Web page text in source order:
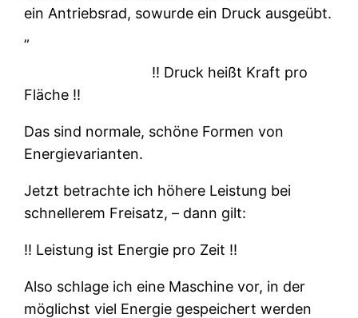
ein Antriebsrad, sowurde ein Druck ausgeübt.
„
‼ Druck heißt Kraft pro
Fläche ‼
Das sind normale, schöne Formen von
Energievarianten.
Jetzt betrachte ich höhere Leistung bei
schnellerem Freisatz, – dann gilt:
‼ Leistung ist Energie pro Zeit ‼
Also schlage ich eine Maschine vor, in der
möglichst viel Energie gespeichert werden